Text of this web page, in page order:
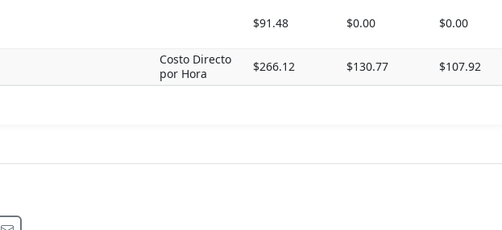
$91.48 $0.00 $0.00
Costo Directo
por Hora
$266.12 $130.77 $107.92